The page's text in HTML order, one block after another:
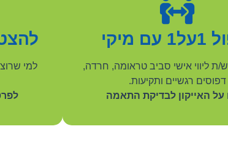
מיקי
ת ליווי אישי סביב טראומה, חרדה,
דפוסים רגשיים ותקיעות.
על האייקון לבדיקת התאמה
למי